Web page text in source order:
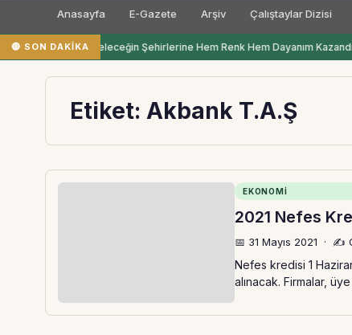
Anasayfa E-Gazete Arşiv Çalıştaylar Dizisi
🔴 SON DAKIKA
Filli Boya Geleceğin Şehirlerine Hem Renk Hem Dayanım
Etiket: Akbank T.A.Ş
EKONOMI
2021 Nefes
📅 31 Mayıs 2021 · ✍️
Nefes kredisi 1
alınacak. Firmalar,